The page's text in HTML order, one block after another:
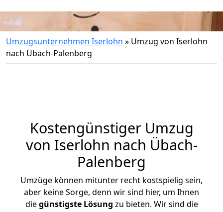
Umzugsunternehmen Iserlohn » Umzug von Iserlohn
nach Übach-Palenberg
Kostengünstiger Umzug
von Iserlohn nach Übach-
Palenberg
Umzüge können mitunter recht kostspielig sein,
aber keine Sorge, denn wir sind hier, um Ihnen
diegünstigste Lösung zu bieten. Wir sind die